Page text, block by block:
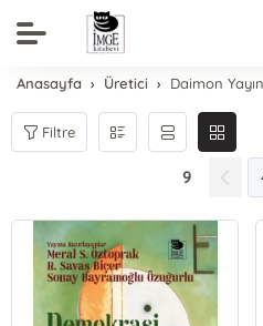
Anasayfa Üretici Daimon
Filtre
9